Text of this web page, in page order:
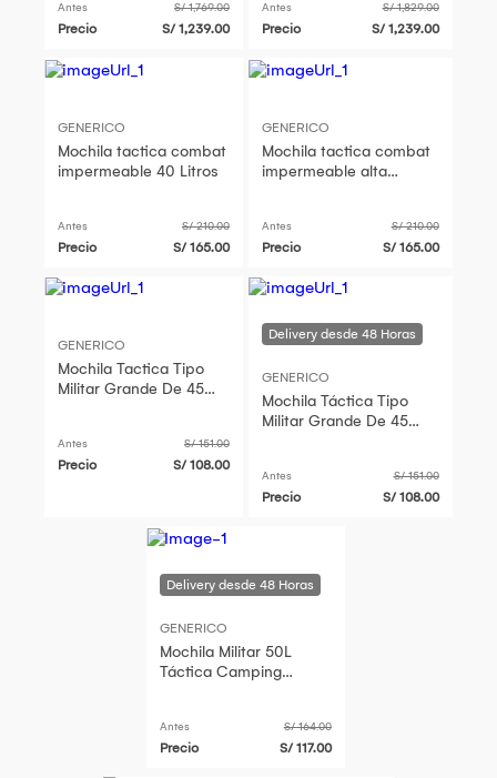
Sistema de Suspensión
Antes S/ 1,769.00
Precio S/ 1,239.00
Sistema de Suspens
Antes S/ 1,829.00
Precio S/ 1,239.00
GENERICO
Mochila tactica combat
impermeable 40 Litros
Antes S/ 210.00
Precio S/ 165.00
GENERICO
Mochila tactica combat
impermeable alta
Antes S/ 210.00
Precio S/ 165.00
GENERICO
Mochila Tactica Tipo
Militar Grande De 45
Antes S/ 151.00
Precio S/ 108.00
GENERICO
Mochila Táctica Tipo
Militar Grande De 45
Antes S/ 151.00
Precio S/ 108.00
GENERICO
Mochila Militar 50L
Táctica Camping
Antes S/ 164.00
Precio S/ 117.00